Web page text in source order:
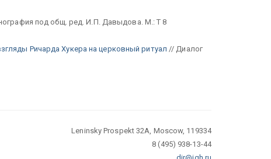
под общ. ред. И.П. Давыдова. М.: Т 8
Ричарда Хукера на церковный ритуал // Диалог
Leninsky Prospekt 32A, Moscow, 119334
8 (495) 938-13-44